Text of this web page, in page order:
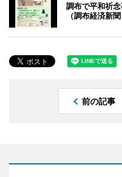
調布で平和祈
（調布経済新聞
前の記事